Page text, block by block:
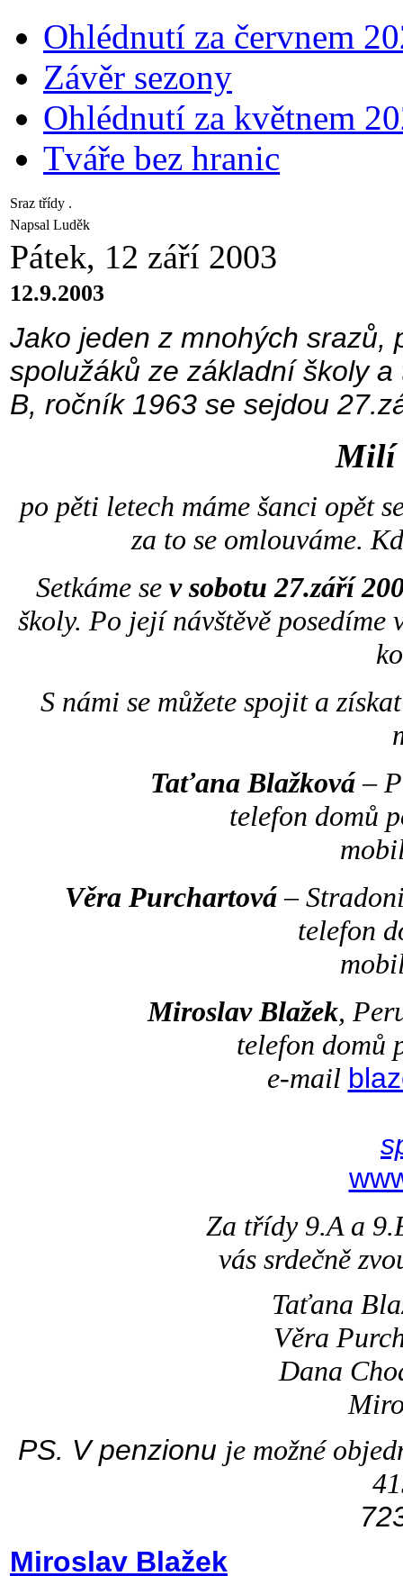
Ohlédnutí za červnem
Závěr sezony
Ohlédnutí za květnem
Tváře bez hranic
Sraz třídy .
Napsal Luděk
Pátek, 12 září 2003
12.9.2003
Jako jeden z mnohých srazů,
spolužáků ze základní školy
B, ročník 1963 se sejdou
Milí
po pěti letech máme šanci opět
za to se omlouváme.
Setkáme sev sobotu 27.září
školy. Po jejínávštěvě posedíme
S námi se můžete spojit a
Taťana Blažková–
telefon domů
Věra Purchartová–
telefon
Miroslav Blažek,
telefon domů
e-mail
Za třídy 9.A a
vás srdečně
Taťana
Věra
Dana
PS. V penzionu je možné
Miroslav Blažek